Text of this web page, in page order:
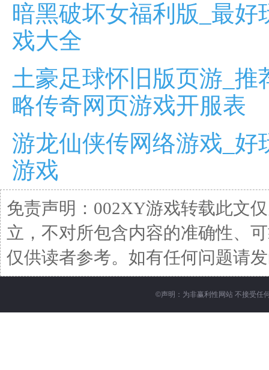
暗黑破坏女福利版_最
戏大全
土豪足球怀旧版页游_
略传奇网页游戏开服表
游龙仙侠传网络游戏_
游戏
免责声明：002XY游戏转载此文
立，不对所包含内容的准确性、
仅供读者参考。如有任何问题请
©声明：为非赢利性网站 不接受任